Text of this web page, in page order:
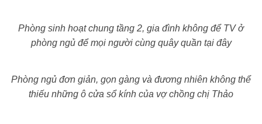
Phòng sinh hoạt chung tầng 2, gia đình không để TV ở
phòng ngủ để mọi người cùng quây quần tại đây
Phòng ngủ đơn giản, gọn gàng và đương nhiên không thể
thiếu những ô cửa sổ kính của vợ chồng chị Thảo